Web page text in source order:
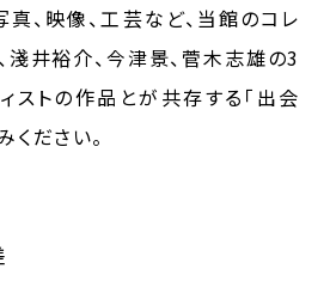
真、映像、工芸など、当館のコレ
淺井裕介、今津景、菅木志雄の3
ストの作品とが共存する「出会
ください。